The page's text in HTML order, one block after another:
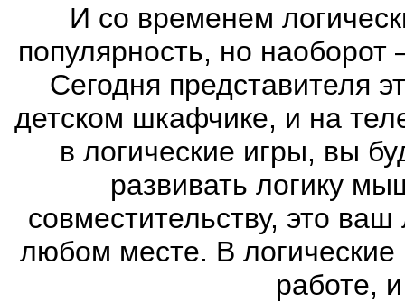
И со временем
популярность, но наоборот
Сегодня представителя
детском шкафчике, и на
в логические игры, вы
развивать логику
совместительству, это
любом месте. В
работе,